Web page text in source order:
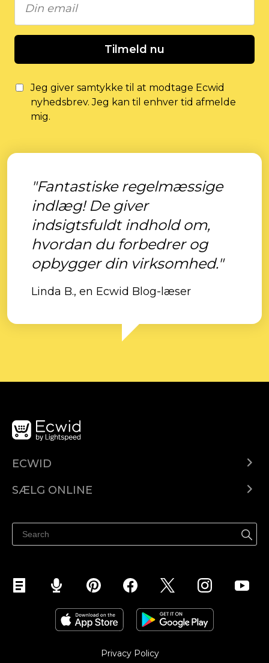
Tilmeld nu
Jeg giver samtykke til at modtage Ecwid
nyhedsbrev. Jeg kan til enhver tid afmelde
mig.
"Fantastiske regelmæssige
indlæg! De giver
indsigtsfuldt indhold om,
hvordan du forbedrer og
opbygger din virksomhed."
Linda B., en Ecwid Blog-læser
ECWID
Pris
SÆLG ONLINE
Sælg på Facebook
Sælg på Instagram
Privacy Policy